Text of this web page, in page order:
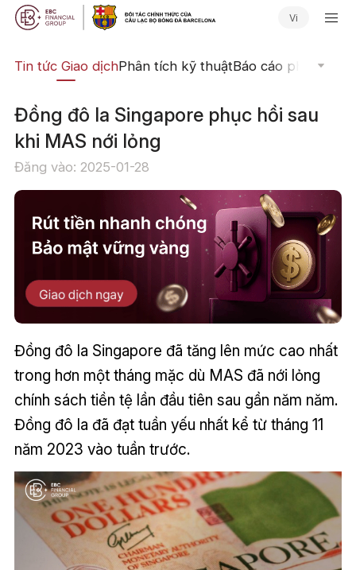
Vi
Tin tức Giao dịchPhân tích kỹ thuậtBáo cáo phân tích
Đồng đô la Singapore phục hồi sau
khi MAS nới lỏng
Đăng vào: 2025-01-28
Đồng đô la Singapore đã tăng lên mức cao nhất
trong hơn một tháng mặc dù MAS đã nới lỏng
chính sách tiền tệ lần đầu tiên sau gần năm năm.
Đồng đô la đã đạt tuần yếu nhất kể từ tháng 11
năm 2023 vào tuần trước.